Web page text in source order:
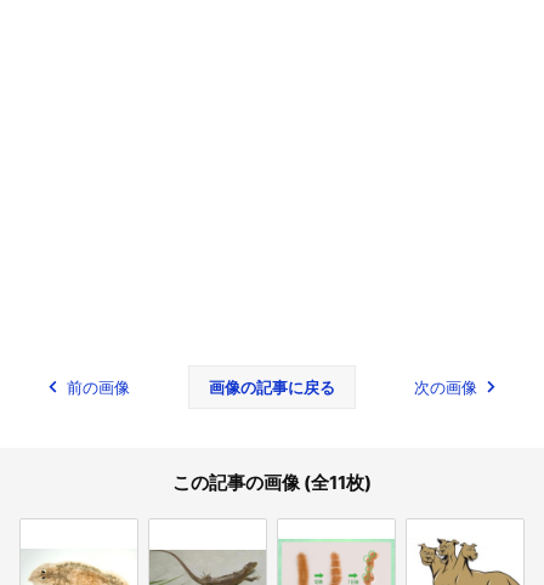
前の画像 画像の記事に戻る 次の画像
この記事の画像 (全11枚)